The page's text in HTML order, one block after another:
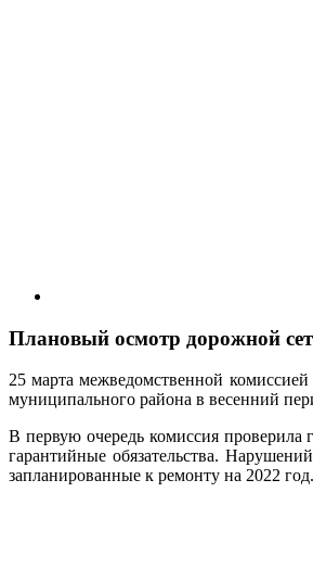
Плановый осмотр дорожной
25 марта межведомственной комиссией
муниципального района в весенний
В первую очередь комиссия проверила
гарантийные обязательства.
запланированные к ремонту на 2022 год.